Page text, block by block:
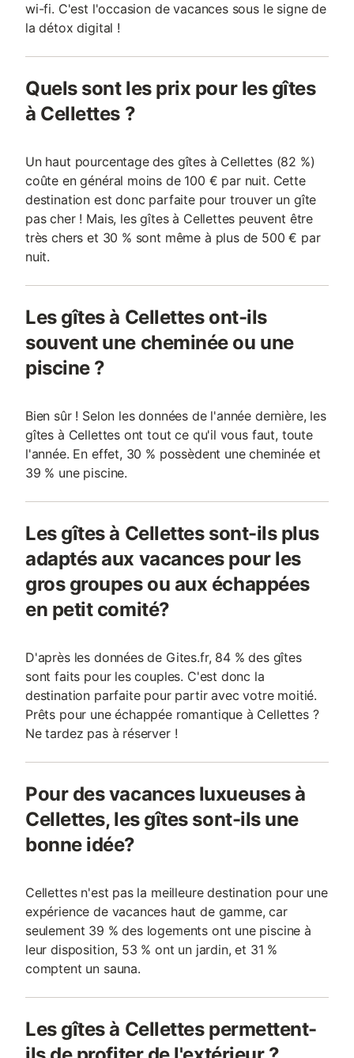
wi-fi. C'est l'occasion de vacances sous le signe de
la détox digital !
Quels sont les prix pour les gîtes
à Cellettes ?
Un haut pourcentage des gîtes à Cellettes (82 %)
coûte en général moins de 100 € par nuit. Cette
destination est donc parfaite pour trouver un gîte
pas cher ! Mais, les gîtes à Cellettes peuvent être
très chers et 30 % sont même à plus de 500 € par
nuit.
Les gîtes à Cellettes ont-ils
souvent une cheminée ou une
piscine ?
Bien sûr ! Selon les données de l'année dernière, les
gîtes à Cellettes ont tout ce qu'il vous faut, toute
l'année. En effet, 30 % possèdent une cheminée et
39 % une piscine.
Les gîtes à Cellettes sont-ils plus
adaptés aux vacances pour les
gros groupes ou aux échappées
en petit comité?
D'après les données de Gites.fr, 84 % des gîtes
sont faits pour les couples. C'est donc la
destination parfaite pour partir avec votre moitié.
Prêts pour une échappée romantique à Cellettes ?
Ne tardez pas à réserver !
Pour des vacances luxueuses à
Cellettes, les gîtes sont-ils une
bonne idée?
Cellettes n'est pas la meilleure destination pour une
expérience de vacances haut de gamme, car
seulement 39 % des logements ont une piscine à
leur disposition, 53 % ont un jardin, et 31 %
comptent un sauna.
Les gîtes à Cellettes permettent-